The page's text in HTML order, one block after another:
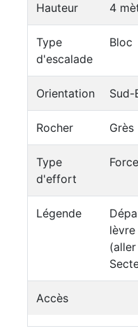
Hauteur 4
Type
d'escalade
Bloc
Orientation Sud-
Rocher Grès
Type
d'effort
Force
Légende
Accès